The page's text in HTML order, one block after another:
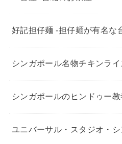
好記担仔麺 -担仔麺が有名な
シンガポール名物チキンライ
シンガポールのヒンドゥー
ユニバーサル・スタジオ・